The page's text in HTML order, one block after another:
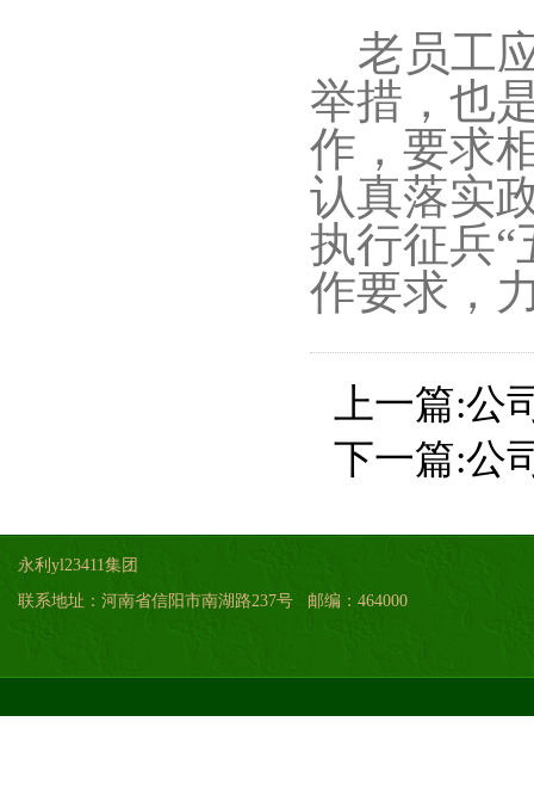
老员工
举措，也
作，要求
认真落实
执行征兵
作要求，
上一篇:公
下一篇:公
永利yl23411集团
联系地址：河南省信阳市南湖路237号 邮编：464000